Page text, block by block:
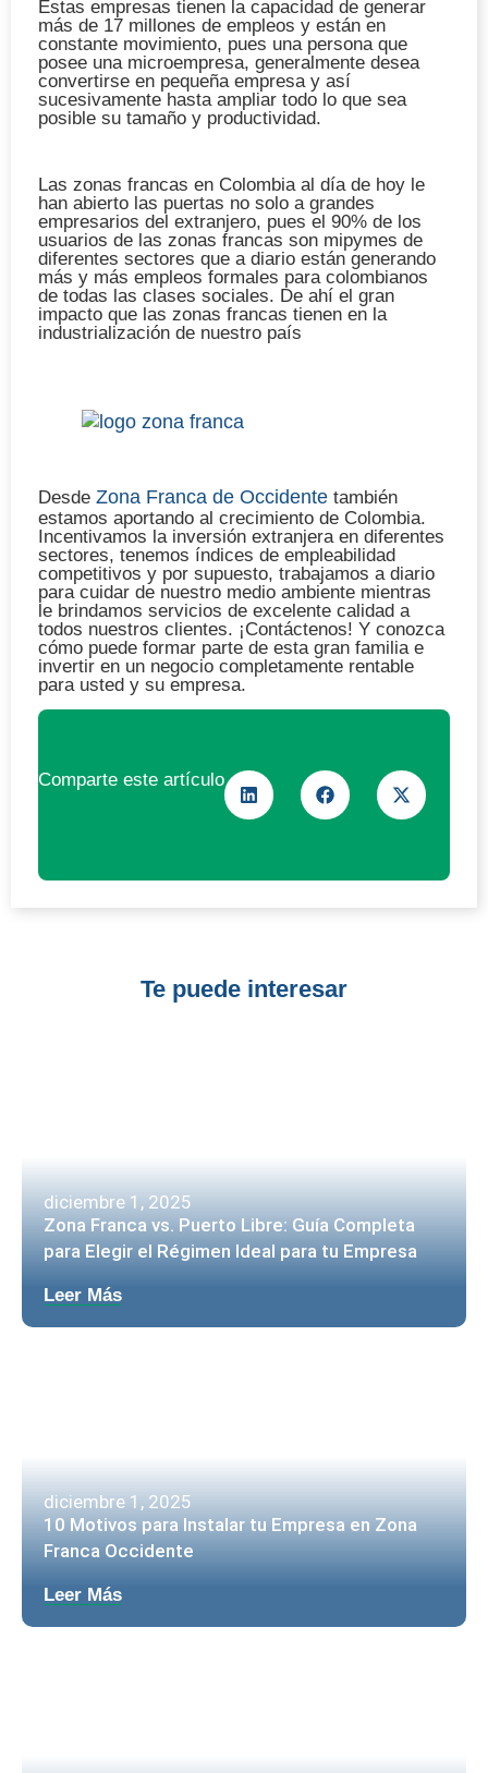
Estas empresas tienen la capacidad de generar
más de 17 millones de empleos y están en
constante movimiento, pues una persona que
posee una microempresa, generalmente desea
convertirse en pequeña empresa y así
sucesivamente hasta ampliar todo lo que sea
posible su tamaño y productividad.
Las zonas francas en Colombiaal día de hoy le
han abierto las puertas no solo a grandes
empresarios del extranjero, pues el 90% de los
usuarios de las zonas francas son mipymes de
diferentes sectores que a diario están generando
más y más empleos formales para colombianos
de todas las clases sociales. De ahí el gran
impacto que las zonas francas tienen en la
industrialización de nuestro país
Desde Zona Franca de Occidente también
estamos aportando al crecimiento de Colombia.
Incentivamos la inversión extranjera en diferentes
sectores, tenemos índices de empleabilidad
competitivos y por supuesto, trabajamos a diario
para cuidar de nuestro medio ambiente mientras
le brindamos servicios de excelente calidad a
todos nuestros clientes. ¡Contáctenos! Y conozca
cómo puede formar parte de esta gran familia e
invertir en un negocio completamente rentable
para usted y su empresa.
Comparte este artículo
Te puede interesar
diciembre 1, 2025
Zona Franca vs. Puerto Libre: Guía Completa
para Elegir el Régimen Ideal para tu Empresa
Leer Más
diciembre 1, 2025
10 Motivos para Instalar tu Empresa en Zona
Franca Occidente
Leer Más